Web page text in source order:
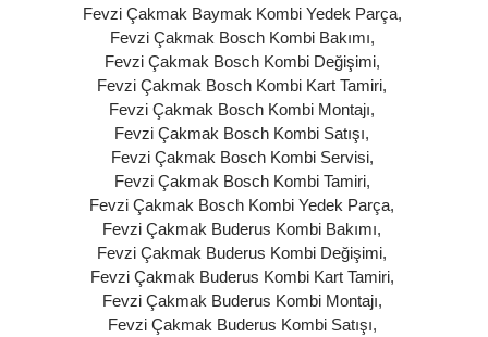
Fevzi Çakmak Baymak Kombi Yedek Parça,
Fevzi Çakmak Bosch Kombi Bakımı,
Fevzi Çakmak Bosch Kombi Değişimi,
Fevzi Çakmak Bosch Kombi Kart Tamiri,
Fevzi Çakmak Bosch Kombi Montajı,
Fevzi Çakmak Bosch Kombi Satışı,
Fevzi Çakmak Bosch Kombi Servisi,
Fevzi Çakmak Bosch Kombi Tamiri,
Fevzi Çakmak Bosch Kombi Yedek Parça,
Fevzi Çakmak Buderus Kombi Bakımı,
Fevzi Çakmak Buderus Kombi Değişimi,
Fevzi Çakmak Buderus Kombi Kart Tamiri,
Fevzi Çakmak Buderus Kombi Montajı,
Fevzi Çakmak Buderus Kombi Satışı,